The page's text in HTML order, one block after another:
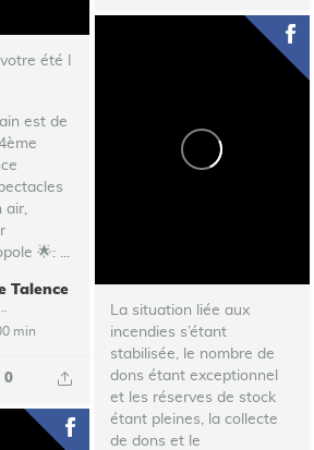
été I
est de
air,
🌟:
Talence
min
0
La situation liée aux
incendies s’étant
stabilisée, le nombre de
dons étant exceptionnel
et les réserves de stock
étant pleines, la collecte
de dons et le